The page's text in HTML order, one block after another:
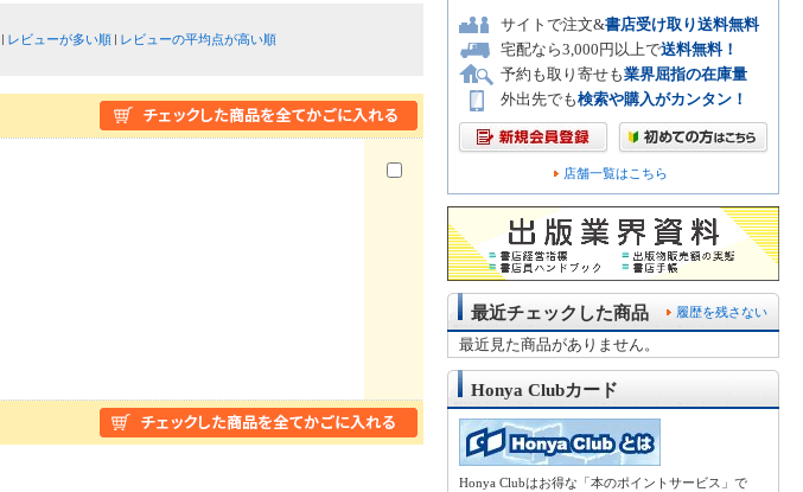
レビューが多い順
レビューの平均点が高い順
サイトで注文&書店受け取り送料無料
宅配なら3,000円以上で送料無料！
予約も取り寄せも業界屈指の在庫量
外出先でも検索や購入がカンタン！
店舗一覧はこちら
履歴を残さない
最近チェックした商品
最近見た商品がありません。
Honya Clubカード
Honya Clubはお得な「本のポイントサービス」で